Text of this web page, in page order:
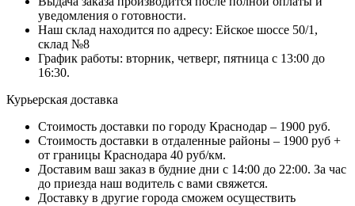
уведомления о готовности.
Наш склад находится по адресу: Ейское шоссе 50/1,
склад №8
График работы: вторник, четверг, пятница с 13:00 до
16:30.
Курьерская доставка
Стоимость доставки по городу Краснодар – 1900 руб.
Стоимость доставки в отдаленные районы – 1900 руб +
от границы Краснодара 40 руб/км.
Доставим ваш заказ в будние дни с 14:00 до 22:00. За час
до приезда наш водитель с вами свяжется.
Доставку в другие города сможем осуществить